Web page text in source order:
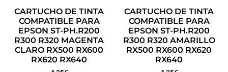
CARTUCHO DE TINTA
COMPATIBLE PARA
EPSON ST-PH.R200
R300 R320 MAGENTA
CLARO RX500 RX600
RX620 RX640
CARTUCHO DE TINTA
COMPATIBLE PARA
EPSON ST-PH.R200
R300 R320 AMARILLO
RX500 RX600 RX620
RX640